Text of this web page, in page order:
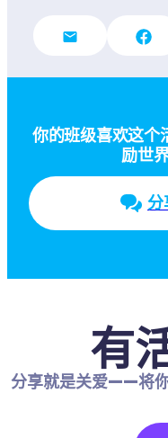
你的班级喜欢这个
励世
分
有
分享就是关爱——将